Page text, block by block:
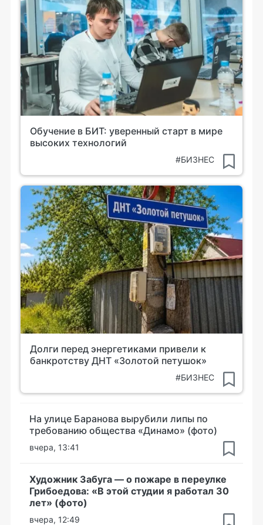
Обучение в БИТ: уверенный старт в мире
высоких технологий
#БИЗНЕС
Долги перед энергетиками привели к
банкротству ДНТ «Золотой петушок»
#БИЗНЕС
На улице Баранова вырубили липы по
требованию общества «Динамо» (фото)
вчера, 13:41
Художник Забуга — о пожаре в переулке
Грибоедова: «В этой студии я работал 30
лет» (фото)
вчера, 12:49